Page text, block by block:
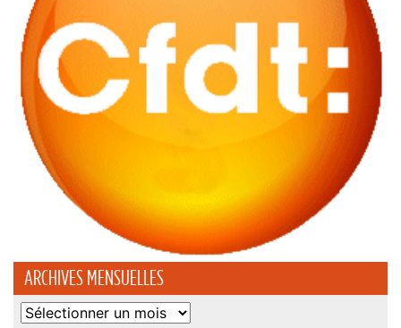
ARCHIVES MENSUELLES
Archives